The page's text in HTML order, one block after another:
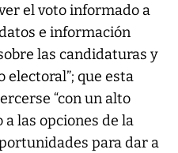
el voto informado a
e información
las candidaturas y
electoral”; que esta
“con un alto
las opciones de la
para dar a